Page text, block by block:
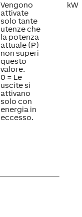
Vengono
attivate
solo tante
utenze che
la potenza
attuale (P)
non superi
questo
valore.
0 = Le
uscite si
attivano
solo con
energia in
eccesso.
kW